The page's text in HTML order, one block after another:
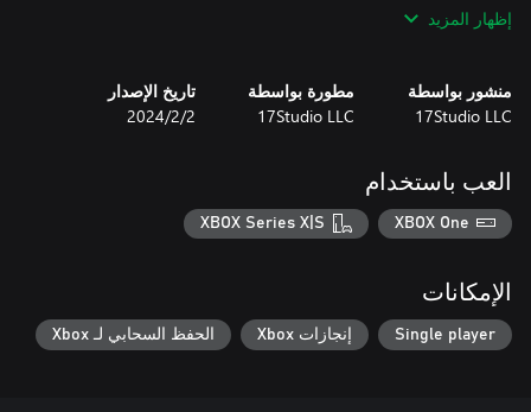
• A sea of fun
إظهار المزيد
منشور بواسطة
17Studio LLC
مطورة بواسطة
17Studio LLC
تاريخ الإصدار
2‏/2‏/2024
العب باستخدام
XBOX One
XBOX Series X|S
الإمكانات
Single player إنجازات Xbox الحفظ السحابي لـ Xbox